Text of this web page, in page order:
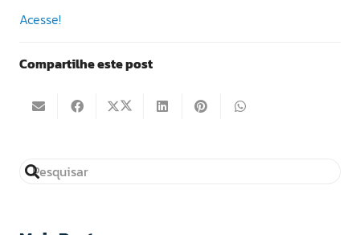
Acesse!
Compartilhe este post